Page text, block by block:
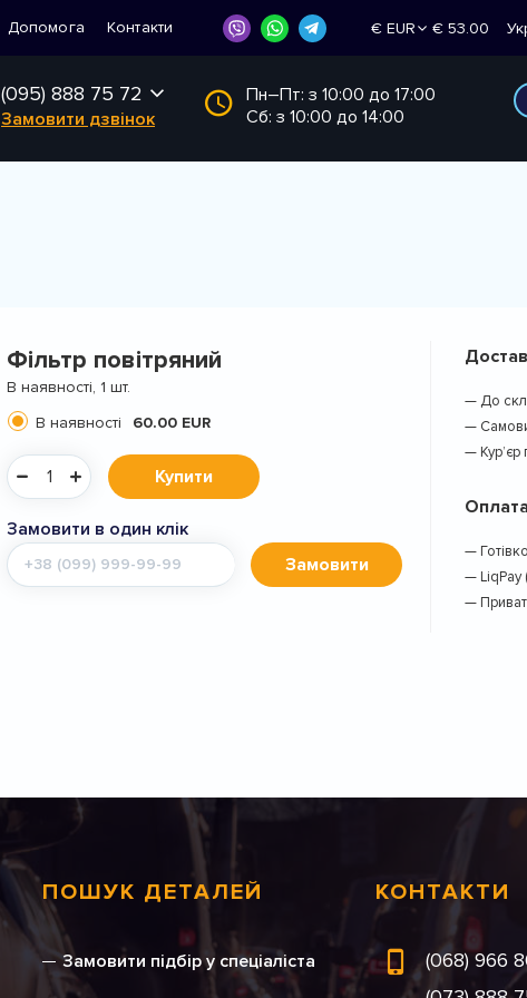
Допомога Контакти
€ EUR
€ 53.00
(095) 888 75 72
Замовити дзвінок
Пн–Пт: з 10:00 до 17:00
Сб: з 10:00 до 14:00
Фільтр повітряний
В наявності, 1 шт.
В наявності
60.00 EUR
Купити
Замовити в один клік
Мобільний
телефон
Замовити
— До
—
— Кур’єр
Оплата
—
— LiqPay
—
ПОШУК ДЕТАЛЕЙ
Замовити підбір у спеціаліста
КОНТАКТИ
(068) 966